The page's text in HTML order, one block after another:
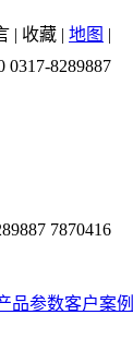
| 收藏 | 地图 |
0317-8289887
7870416
品参数客户案例